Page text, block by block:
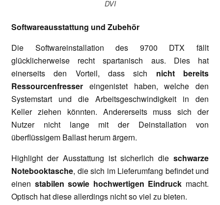
DVI
Softwareausstattung und Zubehör
Die Softwareinstallation des 9700 DTX fällt
glücklicherweise recht spartanisch aus. Dies hat
einerseits den Vorteil, dass sich nicht bereits
Ressourcenfresser eingenistet haben, welche den
Systemstart und die Arbeitsgeschwindigkeit in den
Keller ziehen könnten. Andererseits muss sich der
Nutzer nicht lange mit der Deinstallation von
überflüssigem Ballast herum ärgern.
Highlight der Ausstattung ist sicherlich die schwarze
Notebooktasche, die sich im Lieferumfang befindet und
einen stabilen sowie hochwertigen Eindruck macht.
Optisch hat diese allerdings nicht so viel zu bieten.